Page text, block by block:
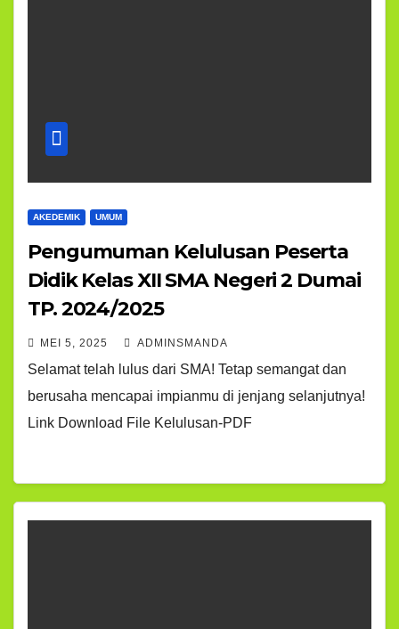
AKEDEMIK UMUM
Pengumuman Kelulusan Peserta
Didik Kelas XII SMA Negeri 2 Dumai
TP. 2024/2025
MEI 5, 2025 ADMINSMANDA
Selamat telah lulus dari SMA! Tetap semangat dan
berusaha mencapai impianmu di jenjang selanjutnya!
Link Download File Kelulusan-PDF